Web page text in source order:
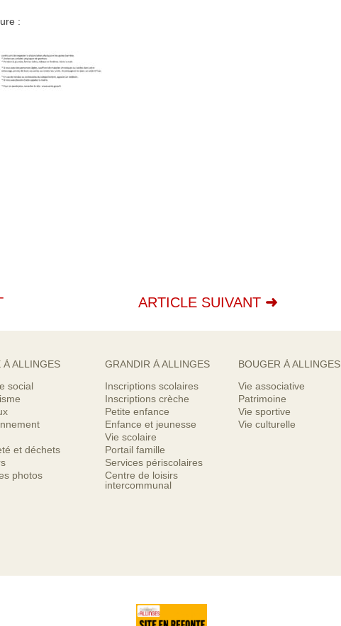
:
ARTICLE SUIVANT
À ALLINGES
social
et déchets
photos
GRANDIR À ALLINGES
Inscriptions scolaires
Inscriptions crèche
Petite enfance
Enfance et jeunesse
Vie scolaire
Portail famille
Services périscolaires
Centre de loisirs
intercommunal
BOUGER À ALLINGES
Vie associative
Patrimoine
Vie sportive
Vie culturelle